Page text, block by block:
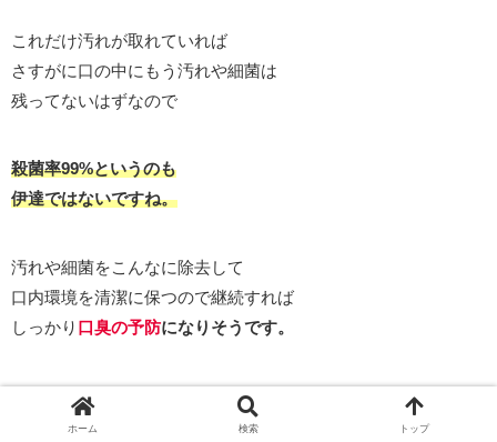
これだけ汚れが取れていれば
さすがに口の中にもう汚れや細菌は
残ってないはずなので
殺菌率99%というのも
伊達ではないですね。
汚れや細菌をこんなに除去して
口内環境を清潔に保つので継続すれば
しっかり 口臭の予防になりそうです。
公式の特別ページが
ホーム 検索 トップ